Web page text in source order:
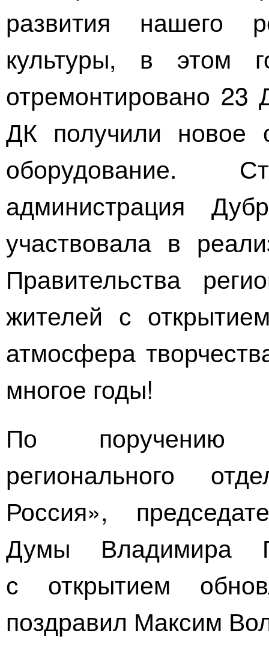
развития нашего
культуры, в этом
отремонтировано
ДК получили новое
оборудование.
администрация
участвовала в
Правительства
жителей с
атмосфера
многое годы!
По поручению
регионального
Россия»,
Думы Владимира
с открытием
поздравил Максим